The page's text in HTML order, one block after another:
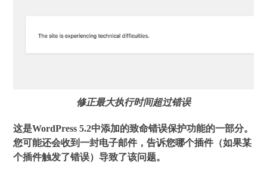
修正最大执行时间超过错误
这是WordPress 5.2中添加的致命错误保护功能的一部分。
您可能还会收到一封电子邮件，告诉您哪个插件（如果某
个插件触发了错误）导致了该问题。